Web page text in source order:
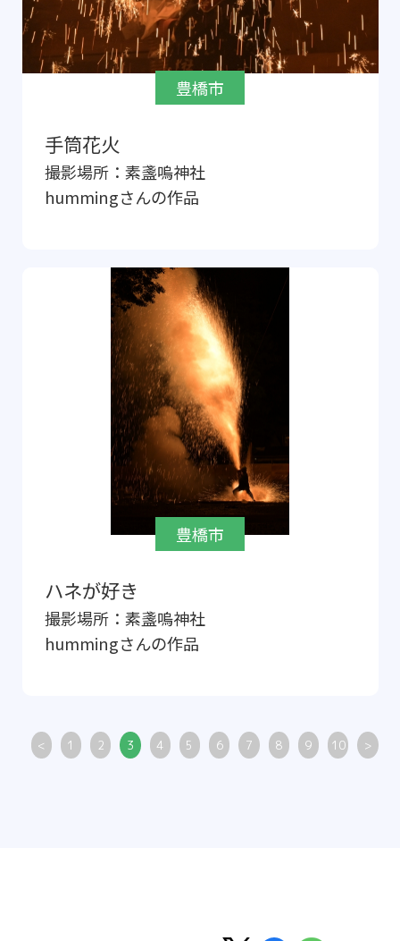
豊橋市
手筒花火
撮影場所： 素盞嗚神社
hummingさんの作品
豊橋市
ハネが好き
撮影場所： 素盞嗚神社
hummingさんの作品
< 1 2 3 4 5 6 7 8 9 10 >